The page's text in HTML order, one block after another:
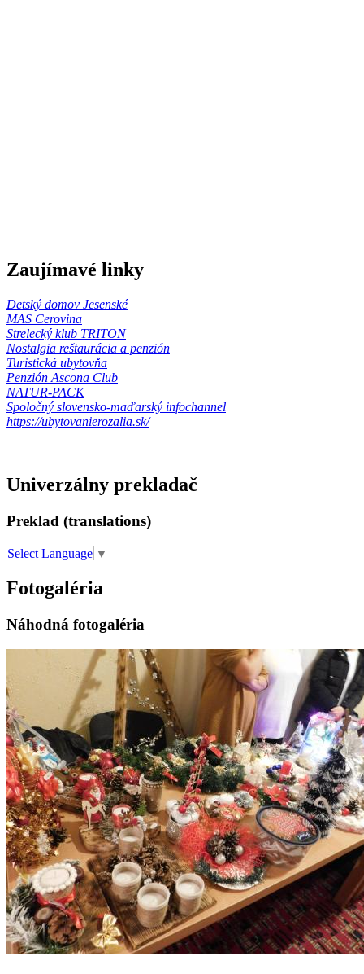
Zaujímavé linky
Detský domov Jesenské
MAS Cerovina
Strelecký klub TRITON
Nostalgia reštaurácia a penzión
Turistická ubytovňa
Penzión Ascona Club
NATUR-PACK
Spoločný slovensko-maďarský infochannel
https://ubytovanierozalia.sk/
Univerzálny prekladač
Preklad (translations)
Select Language ▼
Fotogaléria
Náhodná fotogaléria